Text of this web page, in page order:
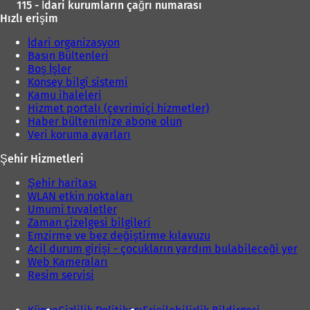
115 - İdari kurumların çağrı numarası
Hızlı erişim
İdari organizasyon
Basın Bültenleri
Boş İşler
Konsey bilgi sistemi
Kamu ihaleleri
Hizmet portalı (çevrimiçi hizmetler)
Haber bültenimize abone olun
Veri koruma ayarları
Şehir Hizmetleri
Şehir haritası
WLAN etkin noktaları
Umumi tuvaletler
Zaman çizelgesi bilgileri
Emzirme ve bez değiştirme kılavuzu
Acil durum girişi - çocukların yardım bulabileceği yer
Web Kameraları
Resim servisi